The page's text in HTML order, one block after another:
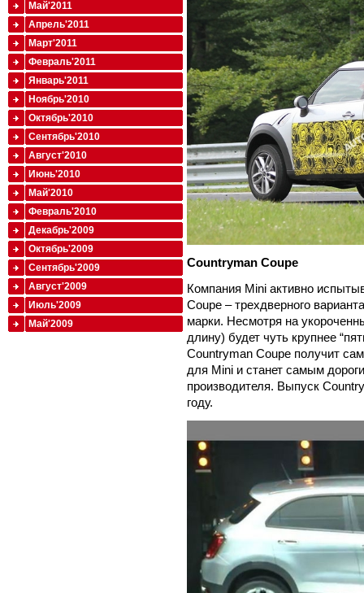
CountrymanCoupe
Компания Mini активно
Coupe – трехдверного
марки. Несмотря на
длину) будет чуть крупнее
Countryman Coupe получит
для Mini и станет самым
производителя. Выпуск
году.
Май'2011
Апрель'2011
Март'2011
Февраль'2011
Январь'2011
Ноябрь'2010
Октябрь'2010
Сентябрь'2010
Август'2010
Июнь'2010
Май'2010
Февраль'2010
Декабрь'2009
Октябрь'2009
Сентябрь'2009
Август'2009
Июль'2009
Май'2009